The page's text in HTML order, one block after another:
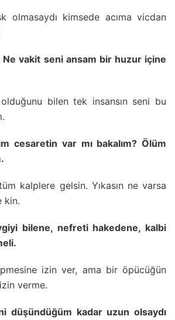
olmasaydı kimsede acıma vicdan
Ne vakit seni ansam bir huzur içine
bilen tek insansın seni bu
cesaretin var mı bakalım? Ölüm
kalplere gelsin. Yıkasın ne varsa
kin.
bilene, nefreti hakedene, kalbi
izin ver, ama bir öpücüğün
verme.
düşündüğüm kadar uzun olsaydı